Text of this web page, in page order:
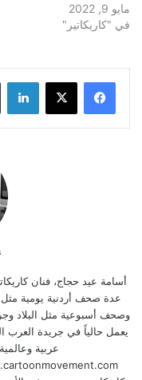
مايو 9, 2022
في "كاريكاتير"
عدة صحف أردنية يومية مثل
وصحف أسبوعية مثل البلاد
يعمل حالياً في جريدة العرب